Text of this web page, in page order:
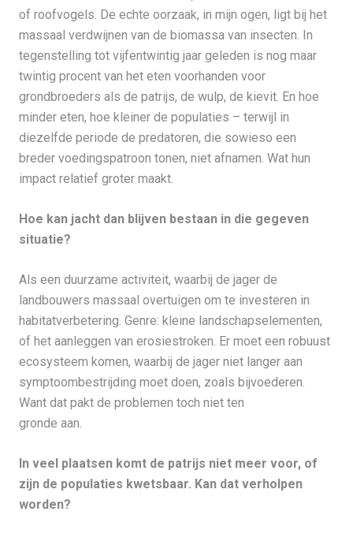
of roofvogels. De echte oorzaak, in mijn ogen, ligt bij het
massaal verdwijnen van de biomassa van insecten. In
tegenstelling tot vijfentwintig jaar geleden is nog maar
twintig procent van het eten voorhanden voor
grondbroeders als de patrijs, de wulp, de kievit. En hoe
minder eten, hoe kleiner de populaties – terwijl in
diezelfde periode de predatoren, die sowieso een
breder voedingspatroon tonen, niet afnamen. Wat hun
impact relatief groter maakt.
Hoe kan jacht dan blijven bestaan in die gegeven
situatie?
Als een duurzame activiteit, waarbij de jager de
landbouwers massaal overtuigen om te investeren in
habitatverbetering. Genre: kleine landschapselementen,
of het aanleggen van erosiestroken. Er moet een robuust
ecosysteem komen, waarbij de jager niet langer aan
symptoombestrijding moet doen, zoals bijvoederen.
Want dat pakt de problemen toch niet ten
gronde aan.
In veel plaatsen komt de patrijs niet meer voor, of
zijn de populaties kwetsbaar. Kan dat verholpen
worden?